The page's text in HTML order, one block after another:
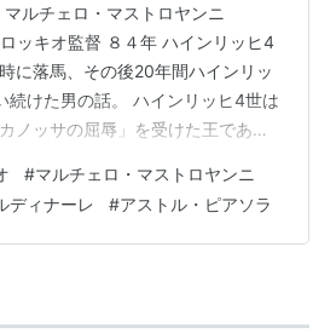
The Mouth [VHS]
:VHS
を含むブログを見る
ルチェロ・マストロヤンニ
ッキオ監督 ８４年 ハインリッヒ4
に落馬、その後20年間ハインリッ
続けた男の話。 ハインリッヒ4世は
ノッサの屈辱」を受けた王であ
ハインリッヒ4世と絡めて描いてあ
好演でそれがストンと胸に落ち
物と思しき場所での撮影も隙がな
）
#マルチェロ・マストロヤンニ
ディナーレ #アストル・ピアソラ